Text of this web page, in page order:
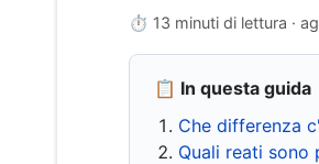
⏱ 13 minuti di lettura ·
📋 In questa guida
Che differenza
Quali reati sono